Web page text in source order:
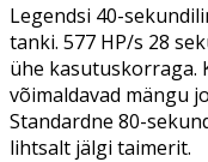
Legendsi 40-
tanki. 577 HP/s 28
ühe kasutuskorraga.
võimaldavad mängu
Standardne 80-
lihtsalt jälgi taimerit.